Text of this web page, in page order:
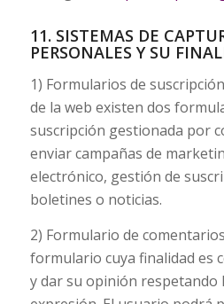
11. SISTEMAS DE
PERSONALES Y SU
1) Formularios de
de la web existen dos
suscripción gestionada por
enviar campañas de
electrónico, gestión de
boletines o noticias.
2) Formulario de
formulario cuya finalidad es
y dar su opinión respetando